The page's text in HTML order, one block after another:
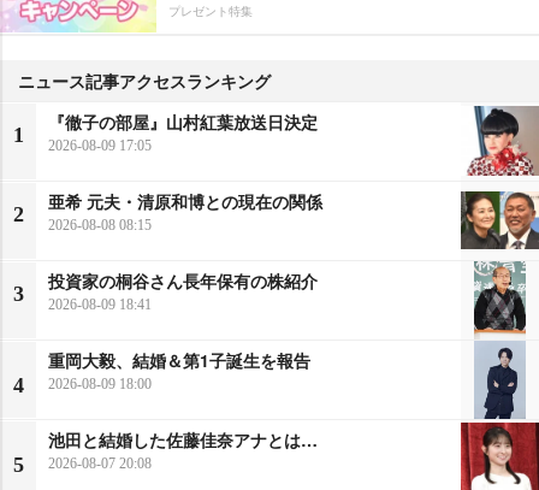
プレゼント特集
ニュース記事アクセスランキング
1
『徹子の部屋』山村紅葉放送日決定
2026-08-09 17:05
2
亜希 元夫・清原和博との現在の関係
2026-08-08 08:15
3
投資家の桐谷さん長年保有の株紹介
2026-08-09 18:41
4
重岡大毅、結婚＆第1子誕生を報告
2026-08-09 18:00
5
池田と結婚した佐藤佳奈アナとは…
2026-08-07 20:08